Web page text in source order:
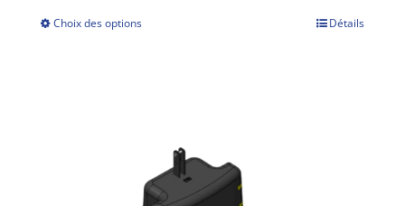
Choix des options Détails